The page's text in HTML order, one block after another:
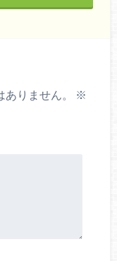
りません。
※